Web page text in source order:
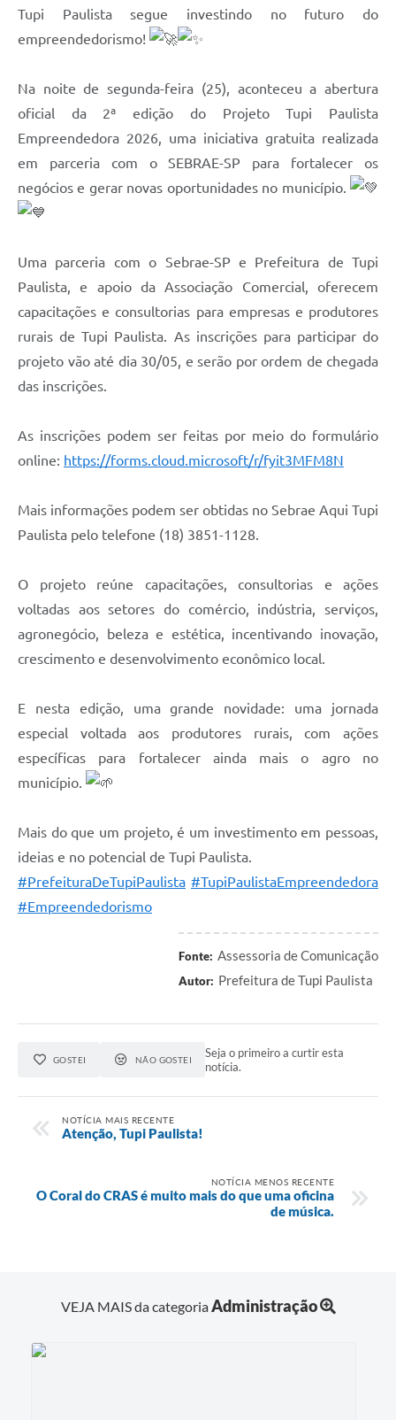
Tupi Paulista segue investindo no futuro do
empreendedorismo!
Na noite de segunda-feira (25), aconteceu a abertura
oficial da 2ª edição do Projeto Tupi Paulista
Empreendedora 2026, uma iniciativa gratuita realizada
em parceria com o SEBRAE-SP para fortalecer os
negócios e gerar novas oportunidades no município.
Uma parceria com o Sebrae-SP e Prefeitura de Tupi
Paulista, e apoio da Associação Comercial, oferecem
capacitações e consultorias para empresas e produtores
rurais de Tupi Paulista. As inscrições para participar do
projeto vão até dia 30/05, e serão por ordem de chegada
das inscrições.
As inscrições podem ser feitas por meio do formulário
online: https://forms.cloud.microsoft/r/fyit3MFM8N
Mais informações podem ser obtidas no Sebrae Aqui Tupi
Paulista pelo telefone (18) 3851-1128.
O projeto reúne capacitações, consultorias e ações
voltadas aos setores do comércio, indústria, serviços,
agronegócio, beleza e estética, incentivando inovação,
crescimento e desenvolvimento econômico local.
E nesta edição, uma grande novidade: uma jornada
especial voltada aos produtores rurais, com ações
específicas para fortalecer ainda mais o agro no
município.
Mais do que um projeto, é um investimento em pessoas,
ideias e no potencial de Tupi Paulista.
#PrefeituraDeTupiPaulista #TupiPaulistaEmpreendedora
#Empreendedorismo
Fonte: Assessoria de Comunicação
Autor: Prefeitura de Tupi Paulista
GOSTEI NÃO GOSTEI
Seja o primeiro a curtir esta
notícia.
NOTÍCIA MAIS RECENTE
Atenção, Tupi Paulista!
NOTÍCIA MENOS RECENTE
O Coral do CRAS é muito mais do que uma oficina
de música.
VEJA MAIS da categoriaAdministração